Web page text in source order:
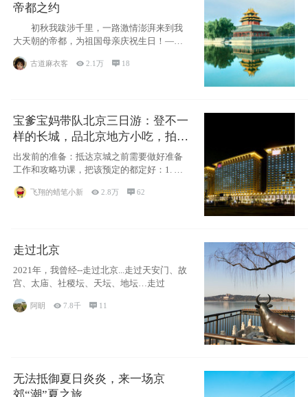
帝都之约
初秋我跋涉千里，一路激情澎湃来到我
大天朝的帝都，为祖国母亲庆祝生日！——
古道麻衣客 2.1万  18
宝爹宝妈带队北京三日游：登不一
样的长城，品北京地方小吃，拍盘
古七星夜景！
出发前的准备：抵达京城之前需要做好准备
工作和攻略功课，把该预定的都定好：1. 酒
飞翔的蜡笔小新 2.8万 62
走过北京
2021年，我曾经--走过北京...走过天安门、故
宫、太庙、社稷坛、天坛、地坛…走过
阿眀 7.8千  11
无法抵御夏日炎炎，来一场京